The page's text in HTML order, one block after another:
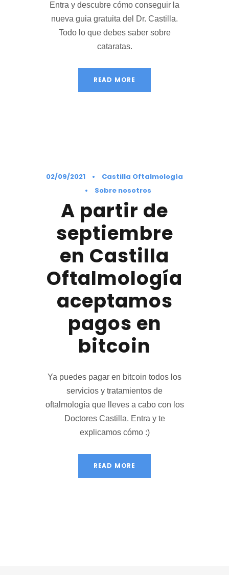
Entra y descubre cómo conseguir la
nueva guia gratuita del Dr. Castilla.
Todo lo que debes saber sobre
cataratas.
READ MORE
02/09/2021 •
Castilla Oftalmología
•
Sobre nosotros
A partir de
septiembre
en Castilla
Oftalmología
aceptamos
pagos en
bitcoin
Ya puedes pagar en bitcoin todos los
servicios y tratamientos de
oftalmología que lleves a cabo con los
Doctores Castilla. Entra y te
explicamos cómo :)
READ MORE